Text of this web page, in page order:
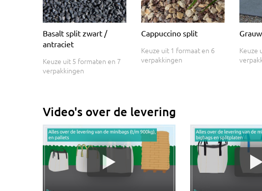
Basalt split zwart /
antraciet
Keuze uit 5 formaten en 7
verpakkingen
Cappuccino split
Keuze uit 1 formaat en 6
verpakkingen
Keuze
Video's over de levering